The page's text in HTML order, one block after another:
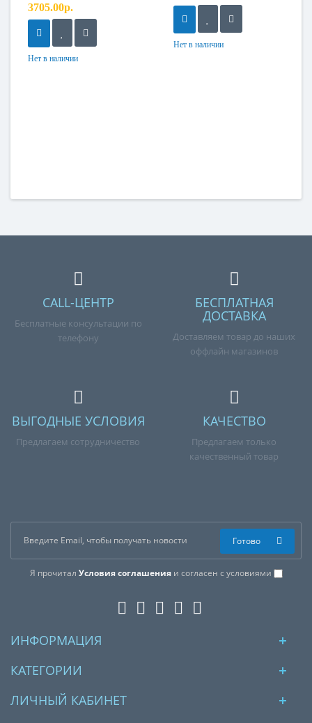
3705.00р.
Нет в наличии
Нет в наличии
CALL-ЦЕНТР
Бесплатные консультации по
телефону
БЕСПЛАТНАЯ
ДОСТАВКА
Доставляем товар до наших
оффлайн магазинов
ВЫГОДНЫЕ УСЛОВИЯ
Предлагаем сотрудничество
КАЧЕСТВО
Предлагаем только
качественный товар
Я прочитал Условия соглашенияи согласен с условиями
Готово
ИНФОРМАЦИЯ
КАТЕГОРИИ
ЛИЧНЫЙ КАБИНЕТ